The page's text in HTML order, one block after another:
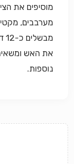
מוסיפים את
מערבבים,
נוספות.